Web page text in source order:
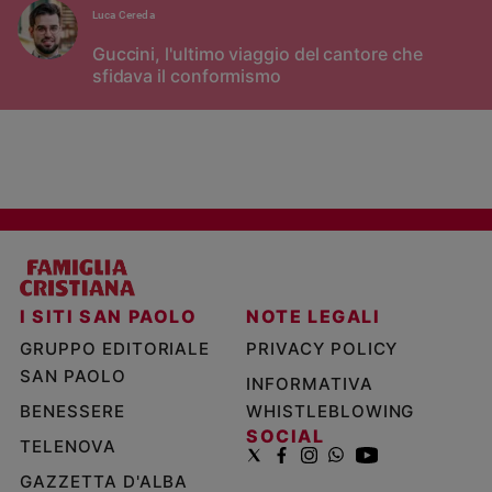
Guccini, l'ultimo viaggio del cantore che
sfidava il conformismo
Luca Cereda
I SITI SAN PAOLO
GRUPPO EDITORIALE
SAN PAOLO
BENESSERE
TELENOVA
GAZZETTA D'ALBA
NOTE LEGALI
PRIVACY POLICY
INFORMATIVA
WHISTLEBLOWING
SOCIAL